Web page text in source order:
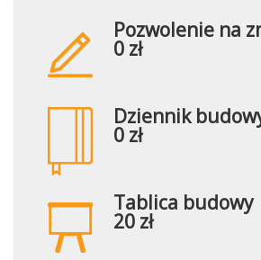
Pozwolenie na
0 zł
Dziennik
0 zł
Tablica budowy
20 zł